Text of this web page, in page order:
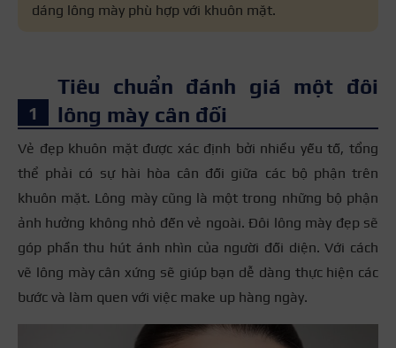
dáng lông mày phù hợp với khuôn mặt.
Tiêu chuẩn đánh giá một đôi
lông mày cân đối
Vẻ đẹp khuôn mặt được xác định bởi nhiều yếu tố, tổng
thể phải có sự hài hòa cân đối giữa các bộ phận trên
khuôn mặt. Lông mày cũng là một trong những bộ phận
ảnh hưởng không nhỏ đến vẻ ngoài. Đôi lông mày đẹp sẽ
góp phần thu hút ánh nhìn của người đối diện. Với cách
vẽ lông mày cân xứng sẽ giúp bạn dễ dàng thực hiện các
bước và làm quen với việc make up hàng ngày.